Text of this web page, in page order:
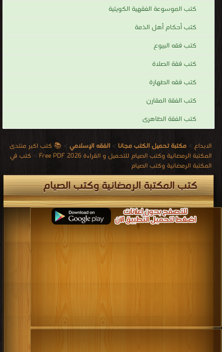
كتب الموسوعة الفقهية الكويتية
كتب أحكام أهل الذمة
كتب فقه البيوع
كتب فقة الصلاة
كتب فقه الطهارة
كتب الفقة المقارن
كتب الفقة الظاهرى
الابداع > مكتبة تحميل الكتب مجانا > الفقه الإسلامي > 📚 كتب اكبر منتدى
المكتبة الرمضانية وكتب الصيام للتحميل و القراءة 2026 Free PDF
> كتب في
المكتبة الرمضانية وكتب الصيام
كتب المكتبة الرمضانية وكتب الصيام